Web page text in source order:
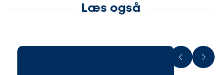
Læs også